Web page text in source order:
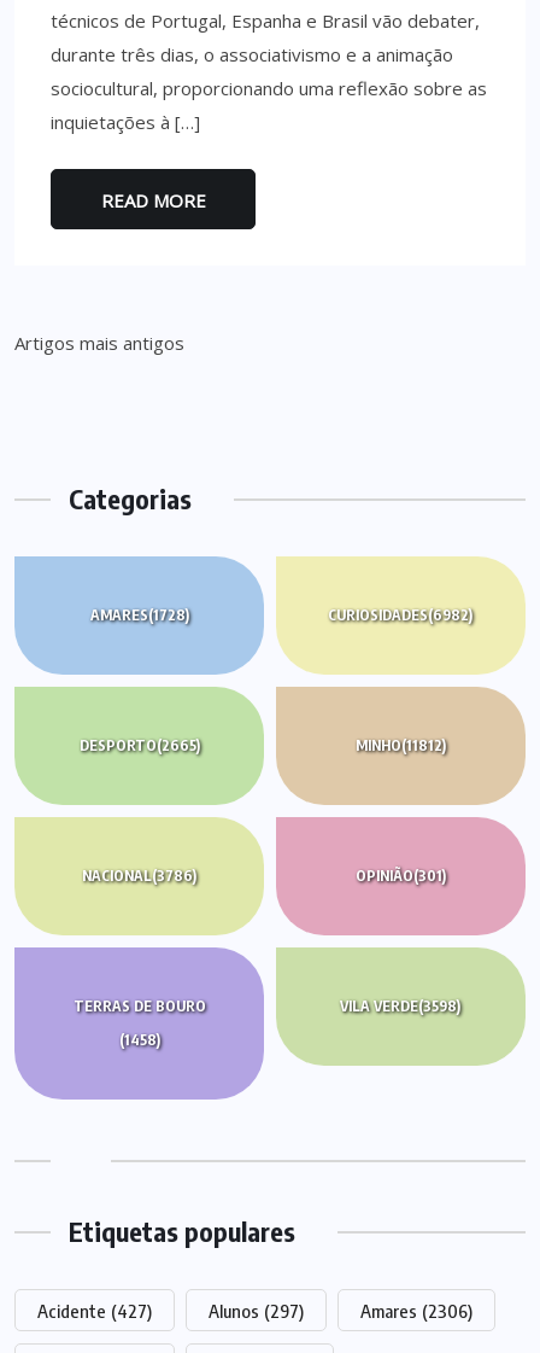
técnicos de Portugal, Espanha e Brasil vão debater,
durante três dias, o associativismo e a animação
sociocultural, proporcionando uma reflexão sobre as
inquietações à […]
READ MORE
Navegação
Artigos mais antigos
Categorias
AMARES(1728) CURIOSIDADES(6982)
DESPORTO(2665) MINHO(11812)
NACIONAL(3786) OPINIÃO(301)
TERRAS DE BOURO
(1458)
VILA VERDE(3598)
Etiquetas populares
Acidente (427) Alunos (297) Amares (2306)